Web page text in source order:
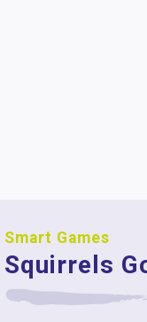
Smart Games
Squirrels